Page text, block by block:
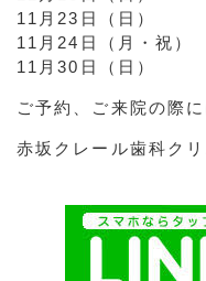
11月23日（日）
11月24日（月・祝）
11月30日（日）
ご予約、ご来院の際
赤坂クレール歯科クリ